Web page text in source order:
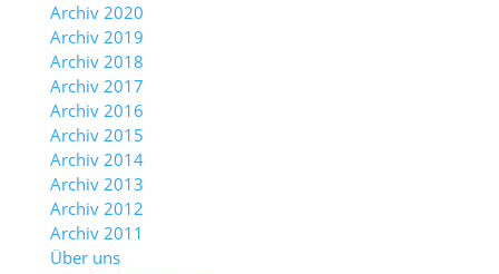
Archiv 2020
Archiv 2019
Archiv 2018
Archiv 2017
Archiv 2016
Archiv 2015
Archiv 2014
Archiv 2013
Archiv 2012
Archiv 2011
Über uns